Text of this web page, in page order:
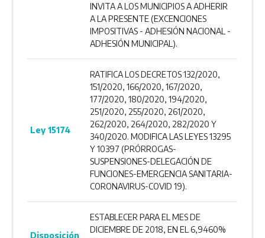
INVITA A LOS MUNICIPIOS A ADHERIR
A LA PRESENTE (EXCENCIONES
IMPOSITIVAS - ADHESIÓN NACIONAL -
ADHESIÓN MUNICIPAL).
Ley 15174
RATIFICA LOS DECRETOS 132/2020,
151/2020, 166/2020, 167/2020,
177/2020, 180/2020, 194/2020,
251/2020, 255/2020, 261/2020,
262/2020, 264/2020, 282/2020 Y
340/2020. MODIFICA LAS LEYES 13295
Y 10397 (PRÓRROGAS-
SUSPENSIONES-DELEGACIÓN DE
FUNCIONES-EMERGENCIA SANITARIA-
CORONAVIRUS-COVID 19).
Disposición
ESTABLECER PARA EL MES DE
DICIEMBRE DE 2018, EN EL 6,9460%